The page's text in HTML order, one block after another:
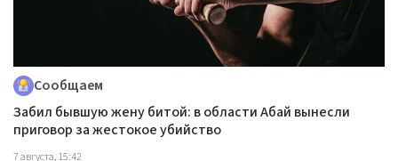
Сообщаем
Забил бывшую жену битой: в области Абай вынесли
приговор за жестокое убийство
7 августа, 15:42